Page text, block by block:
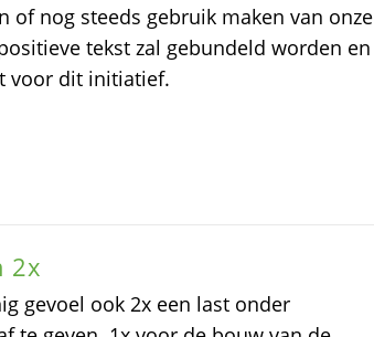
of nog steeds gebruik maken van onze
tekst zal gebundeld worden en
voor dit initiatief.
2x
gevoel ook 2x een last onder